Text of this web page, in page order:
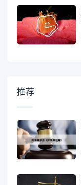
推荐